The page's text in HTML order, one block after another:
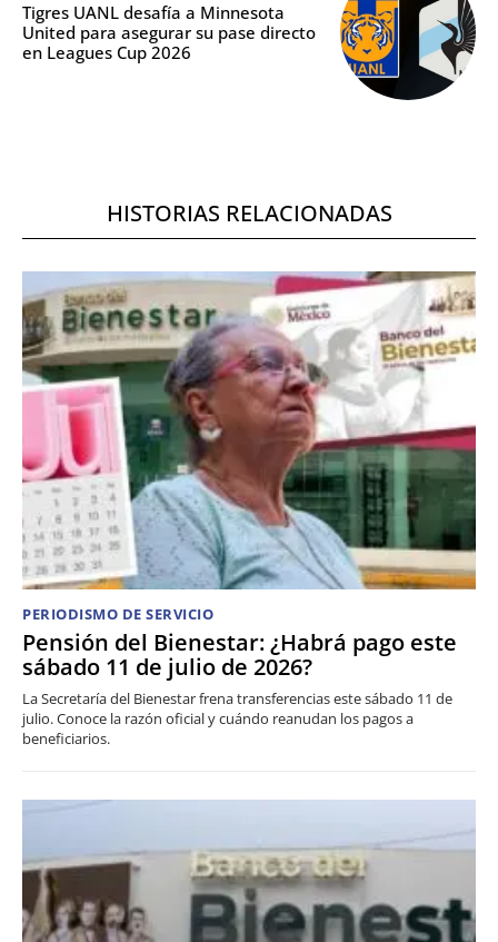
Tigres UANL desafía a Minnesota
United para asegurar su pase directo
en Leagues Cup 2026
HISTORIAS RELACIONADAS
PERIODISMO DE SERVICIO
Pensión del Bienestar: ¿Habrá pago este
sábado 11 de julio de 2026?
La Secretaría del Bienestar frena transferencias este sábado 11 de
julio. Conoce la razón oficial y cuándo reanudan los pagos a
beneficiarios.